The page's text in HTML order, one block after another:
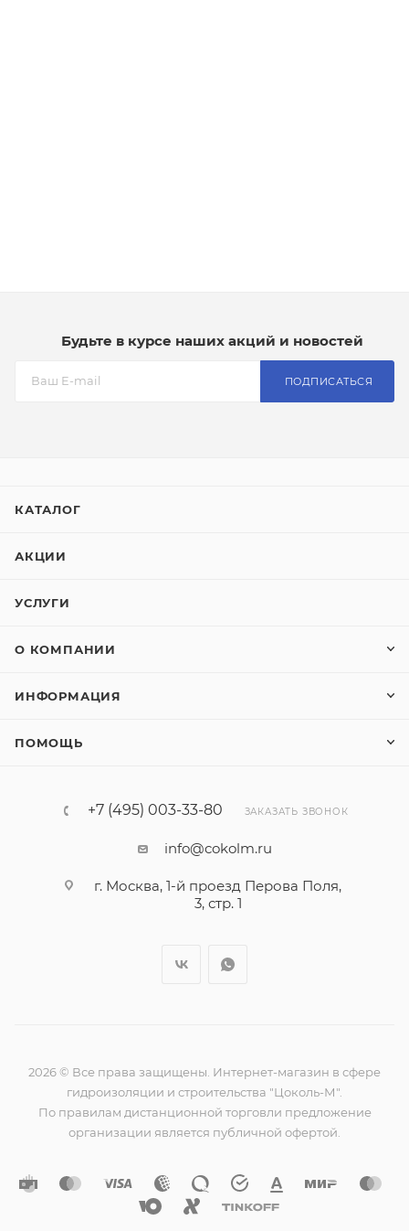
Будьте в курсе наших акций и новостей
ПОДПИСАТЬСЯ
КАТАЛОГ
АКЦИИ
УСЛУГИ
О КОМПАНИИ
ИНФОРМАЦИЯ
ПОМОЩЬ
+7 (495) 003-33-80 ЗАКАЗАТЬ ЗВОНОК
info@cokolm.ru
г. Москва, 1-й проезд Перова Поля,
3, стр. 1
2026 © Все права защищены. Интернет-магазин в сфере
гидроизоляции и строительства "Цоколь-М".
По правилам дистанционной торговли предложение
организации является публичной офертой.